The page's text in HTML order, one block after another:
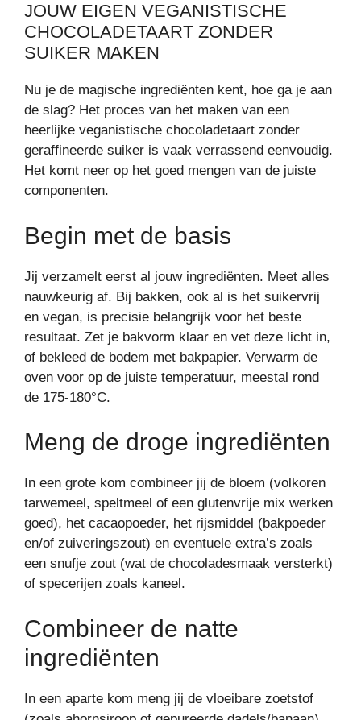
JOUW EIGEN VEGANISTISCHE
CHOCOLADETAART ZONDER
SUIKER MAKEN
Nu je de magische ingrediënten kent, hoe ga je aan
de slag? Het proces van het maken van een
heerlijke veganistische chocoladetaart zonder
geraffineerde suiker is vaak verrassend eenvoudig.
Het komt neer op het goed mengen van de juiste
componenten.
Begin met de basis
Jij verzamelt eerst al jouw ingrediënten. Meet alles
nauwkeurig af. Bij bakken, ook al is het suikervrij
en vegan, is precisie belangrijk voor het beste
resultaat. Zet je bakvorm klaar en vet deze licht in,
of bekleed de bodem met bakpapier. Verwarm de
oven voor op de juiste temperatuur, meestal rond
de 175-180°C.
Meng de droge ingrediënten
In een grote kom combineer jij de bloem (volkoren
tarwemeel, speltmeel of een glutenvrije mix werken
goed), het cacaopoeder, het rijsmiddel (bakpoeder
en/of zuiveringszout) en eventuele extra’s zoals
een snufje zout (wat de chocoladesmaak versterkt)
of specerijen zoals kaneel.
Combineer de natte
ingrediënten
In een aparte kom meng jij de vloeibare zoetstof